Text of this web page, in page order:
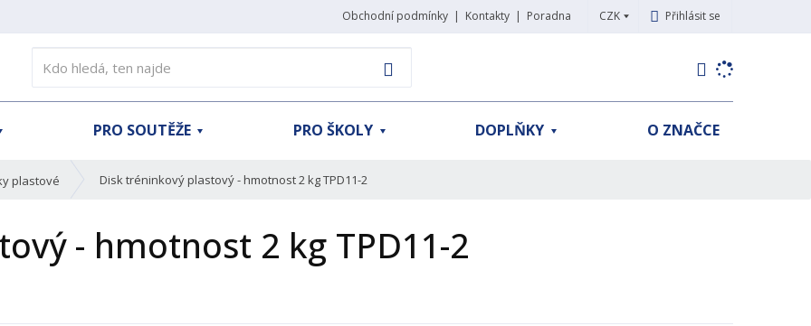
Obchodní podmínky Kontakty Poradna CZK Přihlásit se
t
e
PRO SOUTĚŽE PRO ŠKOLY DOPLŇKY O ZNAČCE
plastové Disk tréninkový plastový - hmotnost 2 kg TPD11-2
- hmotnost 2 kg TPD11-2